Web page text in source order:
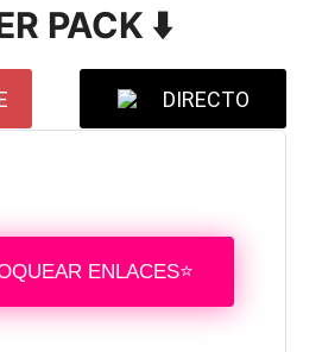
PACK ⬇️
DIRECTO
ENLACES⭐